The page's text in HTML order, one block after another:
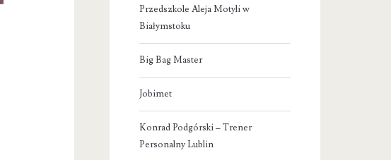
Przedszkole Aleja Motyli w
Białymstoku
Big Bag Master
Jobimet
Konrad Podgórski – Trener
Personalny Lublin